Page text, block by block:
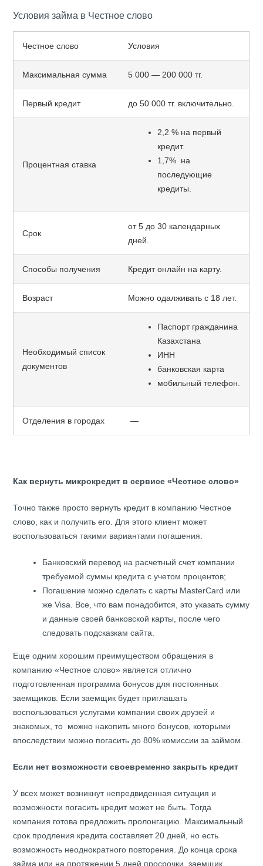
Условия займа в Честное слово
Честное слово Условия
Максимальная сумма 5 000 — 200 000 тг.
Первый кредит до 50 000 тг. включительно.
Процентная ставка
2,2 % на первый
кредит.
1,7% на
последующие
кредиты.
Срок
от 5 до 30 календарных
дней.
Способы получения Кредит онлайн на карту.
Возраст Можно одалживать с 18 лет.
Необходимый список
документов
Паспорт гражданина
Казахстана
ИНН
банковская карта
мобильный телефон.
Отделения в городах —
Как вернуть микрокредит в сервисе «Честное слово»
Точно также просто вернуть кредитв компанию Честное
слово, как и получить его. Для этого клиент может
воспользоваться такими вариантами погашения:
Банковский перевод на расчетный счет компании
требуемой суммы кредита с учетом процентов;
Погашение можно сделать с карты MasterCard или
же Visa. Все, что вам понадобится, это указать сумму
и данные своей банковской карты, после чего
следовать подсказкам сайта.
Еще одним хорошим преимуществом обращения в
компанию «Честное слово» является отлично
подготовленная программа бонусов для постоянных
заемщиков. Если заемщик будет приглашать
воспользоваться услугами компании своих друзей и
знакомых, то можно накопить много бонусов, которыми
впоследствии можно погасить до 80% комиссии за займом.
Если нет возможности своевременно закрыть кредит
У всех может возникнут непредвиденная ситуация и
возможности погасить кредит может не быть. Тогда
компания готова предложить пролонгацию. Максимальный
срок продления кредита составляет 20 дней, но есть
возможность неоднократного повторения. До конца срока
займа или на протяжении 5 дней просрочки, заемщик